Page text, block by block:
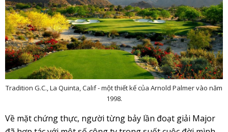
Tradition G.C., La Quinta, Calif - một thiết kế của Arnold Palmer vào năm
1998.
Về mặt chứng thực, người từng bảy lần đoạt giải Major